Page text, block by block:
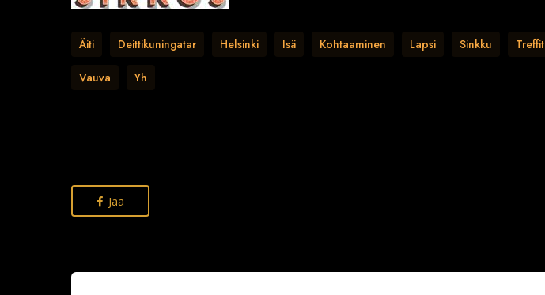
Äiti Deittikuningatar Helsinki Isä Kohtaaminen Lapsi Sinkku Treffit
Vauva Yh
Jaa